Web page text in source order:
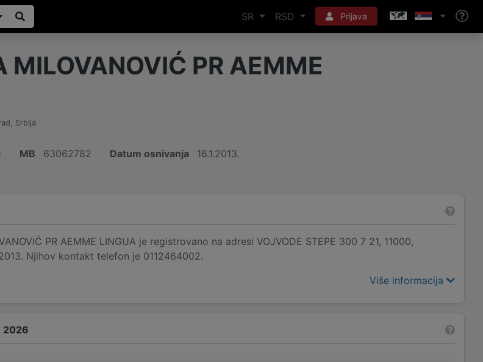
SR RSD Prijava
MILOVANOVIĆ PR AEMME
, Srbija
MB 63062782 Datum osnivanja 16.1.2013.
PR AEMME LINGUA je registrovano na adresi VOJVODE STEPE 300 7 21, 11000,
Njihov kontakt telefon je 0112464002.
Više informacija
2026